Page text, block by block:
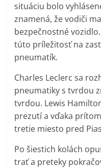
situáciu bolo
znamená, že vodiči
bezpečnostné
túto príležitosť na
pneumatík.
Charles Leclerc sa
pneumatiky s tvrdou
tvrdou. Lewis
prezutí a vďaka
tretie miesto pred
Po šiestich kolách
trať a preteky